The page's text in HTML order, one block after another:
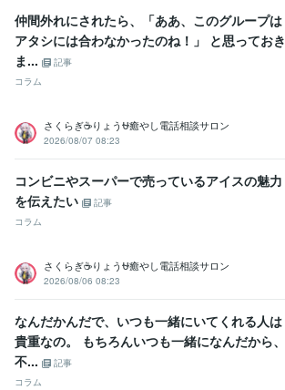
仲間外れにされたら、「ああ、このグループは
アタシには合わなかったのね！」 と思っておき
ま...
記事
コラム
さくらぎ☕りょう⛎癒やし電話相談サロン
2026/08/07 08:23
コンビニやスーパーで売っているアイスの魅力
を伝えたい
記事
コラム
さくらぎ☕りょう⛎癒やし電話相談サロン
2026/08/06 08:23
なんだかんだで、いつも一緒にいてくれる人は
貴重なの。 もちろんいつも一緒になんだから、
不...
記事
コラム